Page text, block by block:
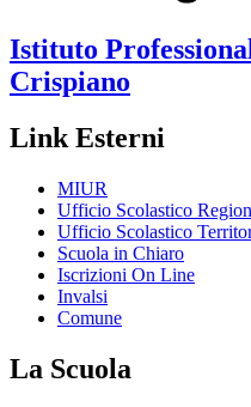
Istituto
Crispiano
Link Esterni
MIUR
Ufficio Scolastico
Ufficio Scolastico
Scuola in Chiaro
Iscrizioni On Line
Invalsi
Comune
La Scuola